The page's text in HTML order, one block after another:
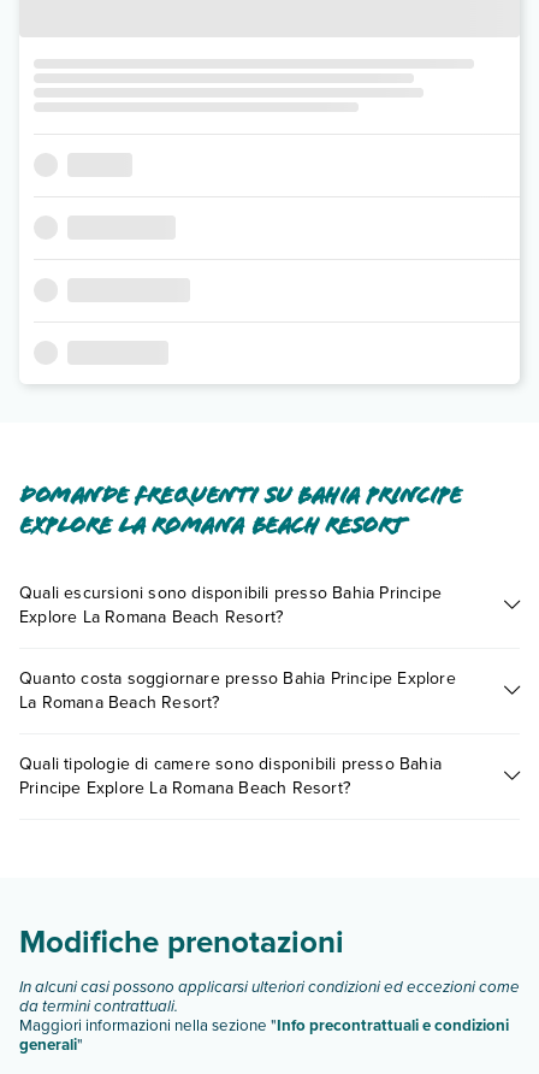
Domande frequenti su Bahia Principe
Explore La Romana Beach Resort
Quali escursioni sono disponibili presso Bahia Principe
Explore La Romana Beach Resort?
presso Bahia Principe Explore La Romana Beach Resort.
Scoprile tutte nellasezione dedicata
appuntamento
Quanto costa soggiornare presso Bahia Principe Explore
La Romana Beach Resort?
possono variare in base a vari fattori (per es. date, condizioni
dell'hotel, ecc). Per consultare i prezzi, compila il motore di
Quali tipologie di camere sono disponibili presso Bahia
Principe Explore La Romana Beach Resort?
junior suite vista oceano
junior suite 2 letti
junior suite king
Scopri tutti i dettagli nel paragrafo dedicato "Info e
descrizione
Modifiche prenotazioni
In alcuni casi possono applicarsi ulteriori condizioni ed eccezioni come
da termini contrattuali.
Maggiori informazioni nella sezione "Info precontrattuali e condizioni
generali"